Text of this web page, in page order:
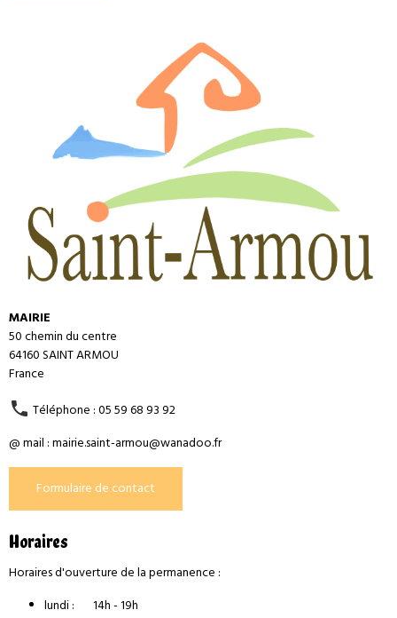
MAIRIE
50 chemin du centre
64160 SAINT ARMOU
France
Téléphone : 05 59 68 93 92
@ mail : mairie.saint-armou@wanadoo.fr
Formulaire de contact
Horaires
Horaires d'ouverture de la permanence :
lundi : 14h - 19h